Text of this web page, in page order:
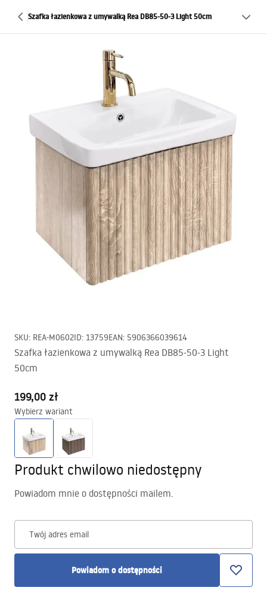
Szafka łazienkowa z umywalką Rea DB85-50-3 Light 50cm
SKU: REA-M0602ID: 13759EAN: 5906366039614
Szafka łazienkowa z umywalką Rea DB85-50-3 Light
50cm
199,00 zł
Wybierz wariant
Produkt chwilowo niedostępny
Powiadom mnie o dostępności mailem.
Twój adres email
Powiadom o dostępności